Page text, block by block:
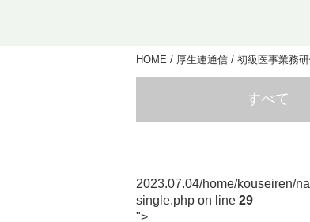
HOME / 厚生連通信 / 初級医事業務
すべて
2023.07.04/home/kouseiren/
single.php on line 29
">